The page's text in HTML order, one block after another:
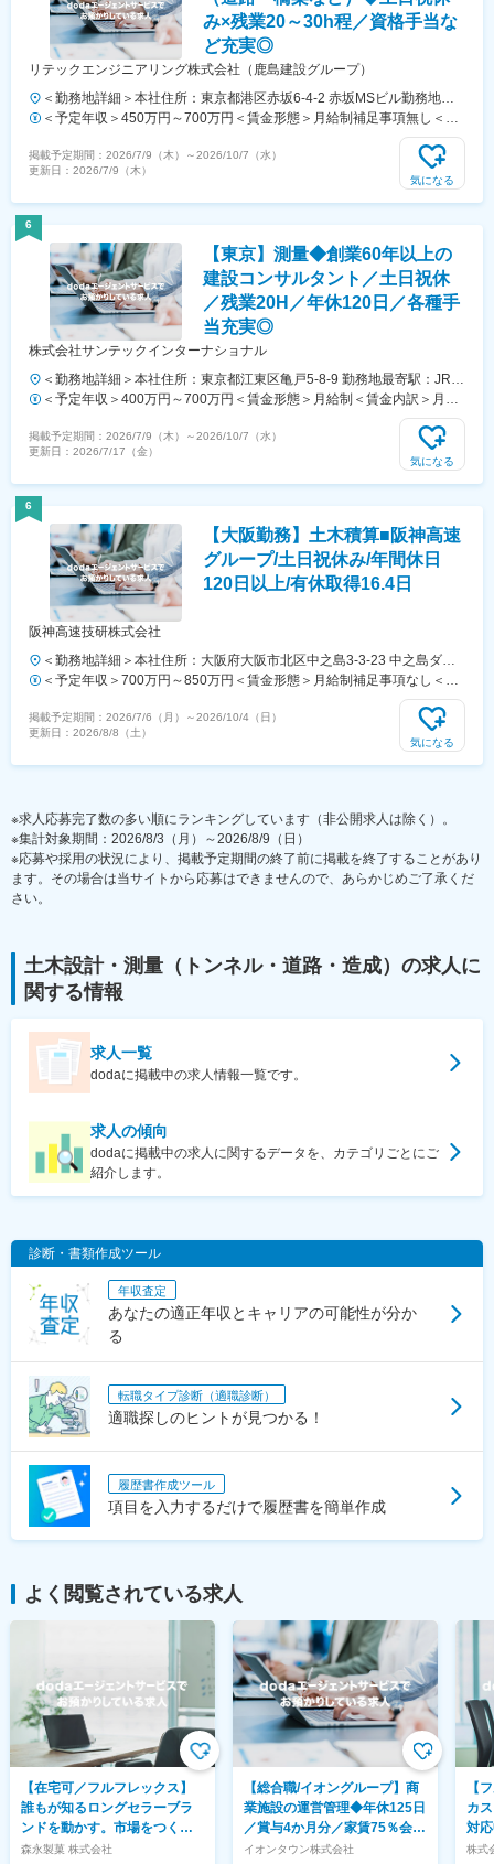
に横浜BUNTAI、駅を挟んで横浜スタジアム、ベースゲート横浜関内な
ど…
み×残業20～30h程／資格手当な
ど充実◎
リテックエンジニアリング株式会社（鹿島建設グループ）
＜勤務地詳細＞本社住所：東京都港区赤坂6-4-2 赤坂MSビル勤務地最
寄駅：東京メトロ千代田線／赤坂駅受動喫煙対策：屋内全面禁煙変更の
＜予定年収＞450万円～700万円＜賃金形態＞月給制補足事項無し＜賃
金内訳＞月額（基本給）：260,000円～420,000円＜月給＞260,000円
～420,000円＜昇給有無＞有＜残業手当＞有＜給与補足＞※経験・スキ
ル・前職給与等を考慮の上決定します■残業手当は全額支給■出張手
安の金額であり、選考を通じて上下する可能性があります。月給(月額)
は固定手当を含めた表記です。
掲載予定期間： 2026/7/9（木） ～2026/10/7（水）
更新日： 2026/7/9（木）
気になる
6
【東京】測量◆創業60年以上の
建設コンサルタント／土日祝休
／残業20H／年休120日／各種手
当充実◎
株式会社サンテックインターナショナル
＜勤務地詳細＞本社住所：東京都江東区亀戸5-8-9 勤務地最寄駅：JR中
央総武線／亀戸駅受動喫煙対策：屋内全面禁煙変更の範囲：会社の定め
＜予定年収＞400万円～700万円＜賃金形態＞月給制＜賃金内訳＞月額
（基本給）：230,000円～430,000円その他固定手当/月：20,000円～
50,000円固定残業手当/月：30,000円（固定残業時間16時間0分/月）超
過した時間外労働の残業手当は追加支給＜月給＞280,000円～510,000
ます。■予定年収は固定残業、住宅手当を含んだものになります。賃金
はあくまでも目安の金額であり、選考を通じて上下する可能性がありま
す。月給(月額)は固定手当を含めた表記です。
掲載予定期間： 2026/7/9（木） ～2026/10/7（水）
更新日： 2026/7/17（金）
気になる
6
【大阪勤務】土木積算■阪神高速
グループ/土日祝休み/年間休日
120日以上/有休取得16.4日
阪神高速技研株式会社
＜勤務地詳細＞本社住所：大阪府大阪市北区中之島3-3-23 中之島ダイ
ビル23F勤務地最寄駅：京阪中之島線／渡辺橋駅駅受動喫煙対策：屋内
＜予定年収＞700万円～850万円＜賃金形態＞月給制補足事項なし＜賃
金内訳＞月額（基本給）：310,000円～410,000円＜月給＞310,000円
～410,000円＜昇給有無＞有＜残業手当＞有＜給与補足＞■昇給：年1回
（7月）■賞与：年2回（6月、12月）※約4.6ヶ月（2024年度実績）賃金
掲載予定期間： 2026/7/6（月） ～2026/10/4（日）
更新日： 2026/8/8（土）
気になる
※求人応募完了数の多い順にランキングしています（非公開求人は除く）。
※集計対象期間：2026/8/3（月）～2026/8/9（日）
※応募や採用の状況により、掲載予定期間の終了前に掲載を終了することがあり
ます。その場合は当サイトから応募はできませんので、あらかじめご了承くだ
さい。
土木設計・測量（トンネル・道路・造成） の求人に
関する情報
求人一覧
dodaに掲載中の求人情報一覧です。
求人の傾向
dodaに掲載中の求人に関するデータを、カテゴリごとにご
紹介します。
診断・書類作成ツール
年収査定
あなたの適正年収とキャリアの可能性が分か
る
転職タイプ診断（適職診断）
適職探しのヒントが見つかる！
履歴書作成ツール
項目を入力するだけで履歴書を簡単作成
よく閲覧されている求人
【在宅可／フルフレックス】
誰もが知るロングセラーブラ
ンドを動かす。市場をつくる
提案営業◆ハイチュウ等
森永製菓 株式会社
【総合職/イオングループ】商
業施設の運営管理◆年休125日
／賞与4か月分／家賃75％会社
負担！
イオンタウン株式会社
【
カ
対
株式